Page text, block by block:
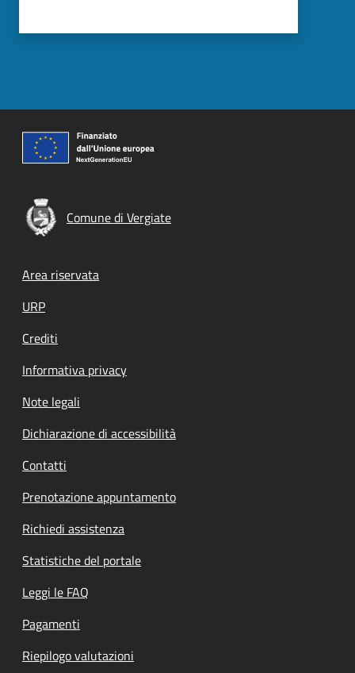
Comune di Vergiate
Footer menu
Area riservata
URP
Crediti
Informativa privacy
Note legali
Dichiarazione di accessibilità
Contatti
Prenotazione appuntamento
Richiedi assistenza
Statistiche del portale
Leggi le FAQ
Pagamenti
Riepilogo valutazioni